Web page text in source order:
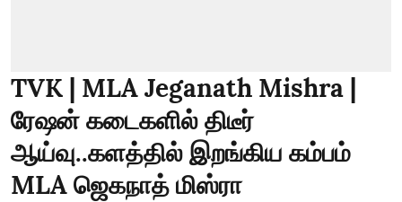
TVK | MLA Jeganath Mishra |
ரேஷன் கடைகளில் திடீர்
ஆய்வு..களத்தில் இறங்கிய கம்பம்
MLA ஜெகநாத் மிஸ்ரா